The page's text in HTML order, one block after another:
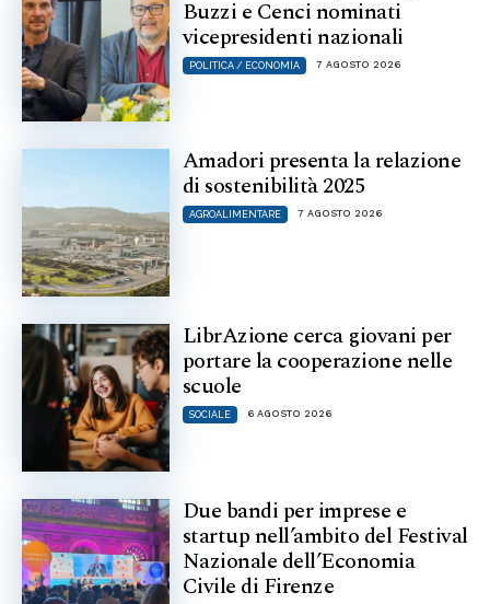
Buzzi e Cenci nominati
vicepresidenti nazionali
POLITICA / ECONOMIA 7 AGOSTO 2026
Amadori presenta la relazione
di sostenibilità 2025
AGROALIMENTARE 7 AGOSTO 2026
LibrAzione cerca giovani per
portare la cooperazione nelle
scuole
SOCIALE 6 AGOSTO 2026
Due bandi per imprese e
startup nell’ambito del Festival
Nazionale dell’Economia
Civile di Firenze